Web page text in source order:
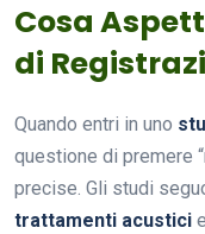
Cosa
di
Quando entri in uno
questione di premere
precise. Gli studi
trattamenti acustici e